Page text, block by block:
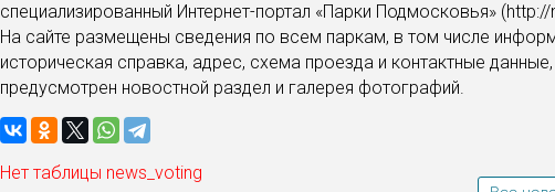
специализированный Интернет-портал «Парки Подмосковья»
На сайте размещены сведения по всем паркам, в том числе
историческая справка, адрес, схема проезда и контактные
предусмотрен новостной раздел и галерея фотографий.
Нет таблицы news_voting